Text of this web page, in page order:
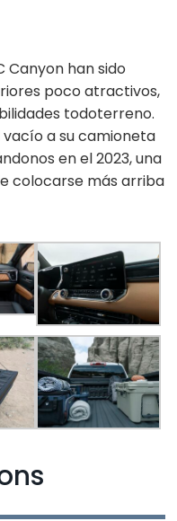
Canyon han sido
poco atractivos,
todoterreno.
a su camioneta
en el 2023, una
colocarse más arriba